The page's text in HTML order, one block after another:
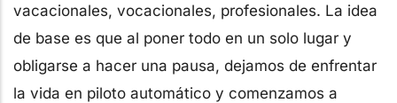
vacacionales, vocacionales, profesionales. La idea
de base es que al poner todo en un solo lugar y
obligarse a hacer una pausa, dejamos de enfrentar
la vida en piloto automático y comenzamos a